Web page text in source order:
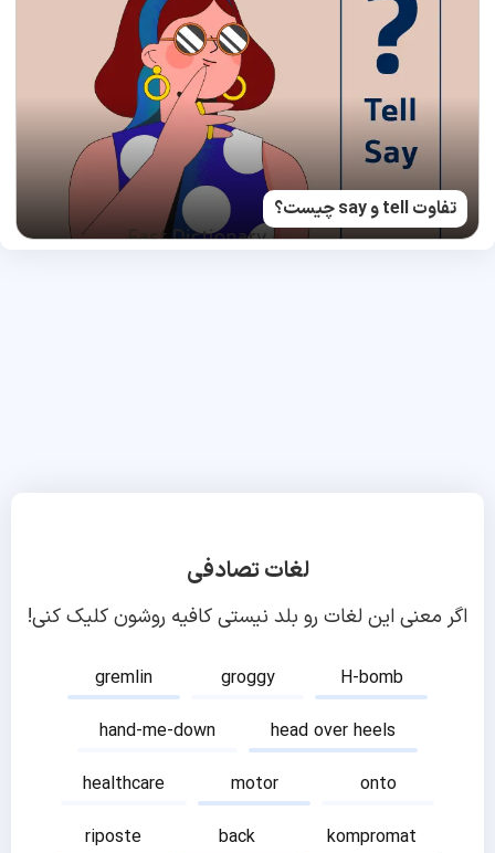
تفاوت tell و say چیست؟
لغات تصادفی
اگر معنی این لغات رو بلد نیستی کافیه روشون کلیک کنی!
gremlin groggy
H-bomb
hand-me-down
head over heels
healthcare
motor
onto
riposte
back
kompromat